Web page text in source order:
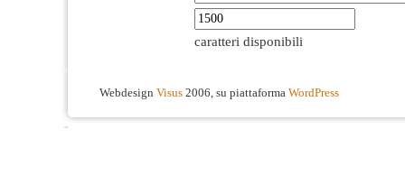
caratteri disponibili
Webdesign Visus 2006, su piattaforma WordPress